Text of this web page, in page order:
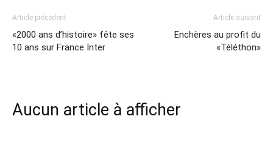
Article précédent
«2000 ans d’histoire» fête ses
10 ans sur France Inter
Article suivant
Enchères au profit du
«Téléthon»
Aucun article à afficher